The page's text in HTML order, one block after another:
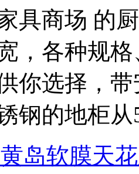
具商场 的
，各种规
你选择，
钢的地柜从
岛软膜天